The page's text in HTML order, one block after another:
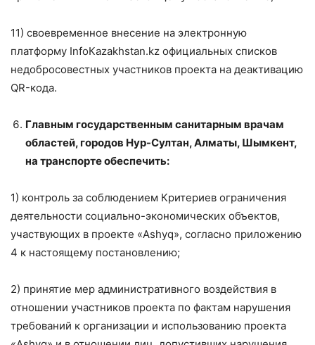
11) своевременное внесение на электронную
платформу InfoКazakhstan.kz официальных списков
недобросовестных участников проекта на деактивацию
QR-кода.
Главным государственным санитарным врачам
областей, городов Нур-Султан, Алматы, Шымкент,
на транспортеобеспечить:
1) контроль за соблюдением Критериев ограничения
деятельности социально-экономических объектов,
участвующих в проекте «Ashyq», согласно приложению
4 к настоящему постановлению;
2) принятие мер административного воздействия в
отношении участников проекта по фактам нарушения
требований к организации и использованию проекта